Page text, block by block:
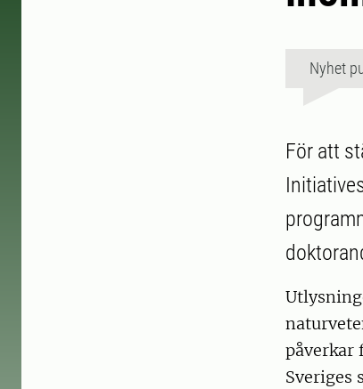
Nyhet
För att
påverkar
Sveriges